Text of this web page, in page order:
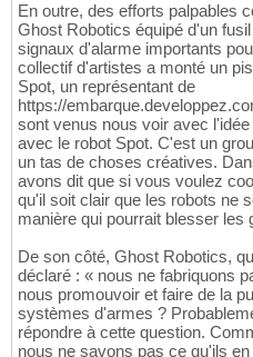
En outre, des efforts palpables
Ghost Robotics équipé d'un
signaux d'alarme importants
collectif d'artistes a monté un
Spot, un représentant de
https://
sont venus nous voir avec
avec le robot Spot. C'est un
un tas de choses créatives.
avons dit que si vous voulez
qu'il soit clair que les robots ne
manière qui pourrait blesser les
De son côté, Ghost Robotics,
déclaré : « nous ne fabriquons
nous promouvoir et faire de la
systèmes d'armes ?
répondre à cette question.
nous ne savons pas ce qu'ils